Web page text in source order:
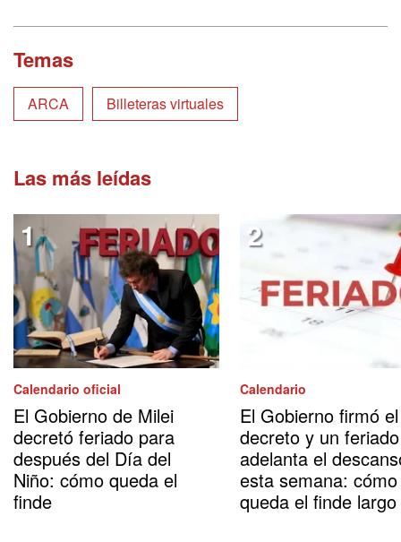
Temas
ARCA Billeteras virtuales
Las más leídas
Calendario oficial
El Gobierno de Milei
decretó feriado para
después del Día del
Niño: cómo queda el
finde
Calendario
El Gobierno firmó el
decreto y un feriado
adelanta el
esta semana: cómo
queda el finde largo